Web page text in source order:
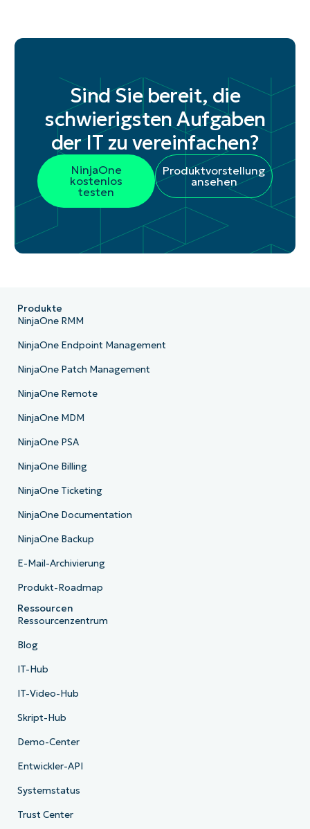
Sind Sie bereit, die
schwierigsten Aufgaben
der IT zu vereinfachen?
NinjaOne
kostenlos
testen
Produktvorstellung
ansehen
Produkte
NinjaOne RMM
NinjaOne Endpoint Management
NinjaOne Patch Management
NinjaOne Remote
NinjaOne MDM
NinjaOne PSA
NinjaOne Billing
NinjaOne Ticketing
NinjaOne Documentation
NinjaOne Backup
E-Mail-Archivierung
Produkt-Roadmap
Ressourcen
Ressourcenzentrum
Blog
IT-Hub
IT-Video-Hub
Skript-Hub
Demo-Center
Entwickler-API
Systemstatus
Trust Center